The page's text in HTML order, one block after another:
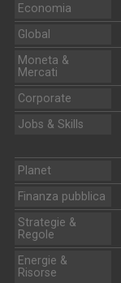
Economia
Global
Moneta &
Mercati
Corporate
Jobs & Skills
Planet
Finanza pubblica
Strategie &
Regole
Energie &
Risorse